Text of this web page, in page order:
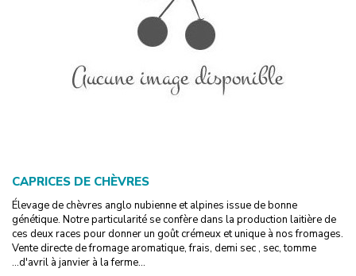
CAPRICES DE CHÈVRES
Élevage de chèvres anglo nubienne et alpines issue de bonne
génétique. Notre particularité se confère dans la production laitière de
ces deux races pour donner un goût crémeux et unique à nos fromages.
Vente directe de fromage aromatique, frais, demi sec , sec, tomme
...d'avril à janvier à la ferme...